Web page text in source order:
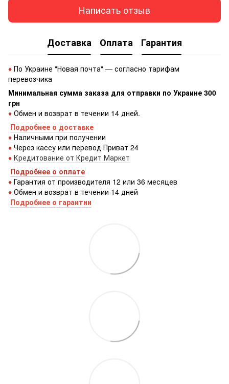
Написать отзыв
Доставка Оплата Гарантия
♦ По Украине "Новая почта" — согласно тарифам
перевозчика
Минимальная сумма заказа для отправки по Украине 300
грн
♦ Обмен и возврат в течении 14 дней.
Подробнее о доставке
♦ Наличными при получении
♦ Через кассу или перевод Приват 24
♦ Кредитование от Кредит Маркет
Подробнее о оплате
♦ Гарантия от производителя 12 или 36 месяцев
♦ Обмен и возврат в течении 14 дней
Подробнее о гарантии